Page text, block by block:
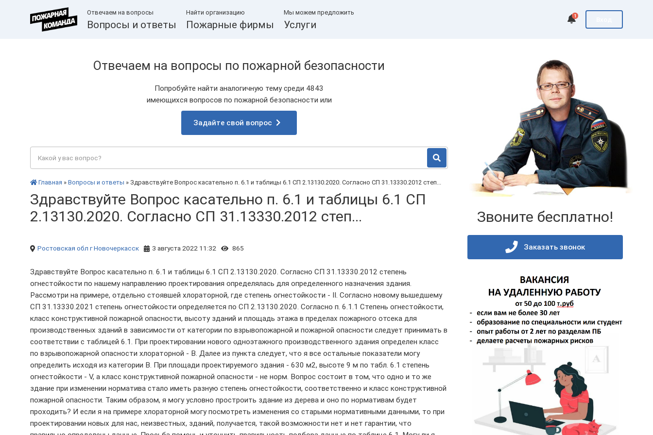
Отвечаем на вопросы
Вопросы и ответы
Найти организацию
Пожарные фирмы
Мы можем предложить
Услуги
1
Отвечаем на вопросы по пожарной безопасности
Попробуйте найти аналогичную тему среди 4843
имеющихся вопросов по пожарной безопасности или
Задайте свой вопрос
Главная » Вопросы и ответы » Здравствуйте Вопрос касательно п. 6.1 и таблицы 6.1 СП 2.13130.2020. Согласно СП 31.13330.2012 степ...
Здравствуйте Вопрос касательно п. 6.1 и таблицы 6.1 СП
2.13130.2020. Согласно СП 31.13330.2012 степ...
Ростовская обл г Новочеркасск 3 августа 2022 11:32 865
Здравствуйте Вопрос касательно п. 6.1 и таблицы 6.1 СП 2.13130.2020. Согласно СП 31.13330.2012 степень
огнестойкости по нашему направлению проектирования определялась для определенного назначения здания.
Рассмотри на примере, отдельно стоявшей хлораторной, где степень огнестойкости - II. Согласно новому вышедшему
СП 31.13330.2021 степень огнестойкости определяется по СП 2.13130.2020. Согласно п. 6.1.1 Степень огнестойкости,
класс конструктивной пожарной опасности, высоту зданий и площадь этажа в пределах пожарного отсека для
производственных зданий в зависимости от категории по взрывопожарной и пожарной опасности следует принимать в
соответствии с таблицей 6.1. При проектировании нового одноэтажного производственного здания определен класс
по взрывопожарной опасности хлораторной - В. Далее из пункта следует, что я все остальные показатели могу
определить исходя из категории В. При площади проектируемого здания - 630 м2, высоте 9 м по табл. 6.1 степень
огнестойкости - V, а класс конструктивной пожарной опасности - не норм. Вопрос состоит в том, что одно и то же
здание при изменении норматива стало иметь разную степень огнестойкости, соответственно и класс конструктивной
пожарной опасности. Таким образом, я могу условно простроить здание из дерева и оно по нормативам будет
проходить? И если я на примере хлораторной могу посмотреть изменения со старыми нормативными данными, то при
проектировании новых для нас, неизвестных, зданий, получается, такой возможности нет и нет гарантии, что
Звоните бесплатно!
Заказать звонок